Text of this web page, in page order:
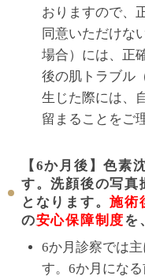
おりますので、
同意いただけな
場合）には、正
後の肌トラブル
生じた際には、
留まることをご
【6か月後】色素
す。洗顔後の写真
となります。施術
の安心保障制度を
6か月診察では
す。6か月にな